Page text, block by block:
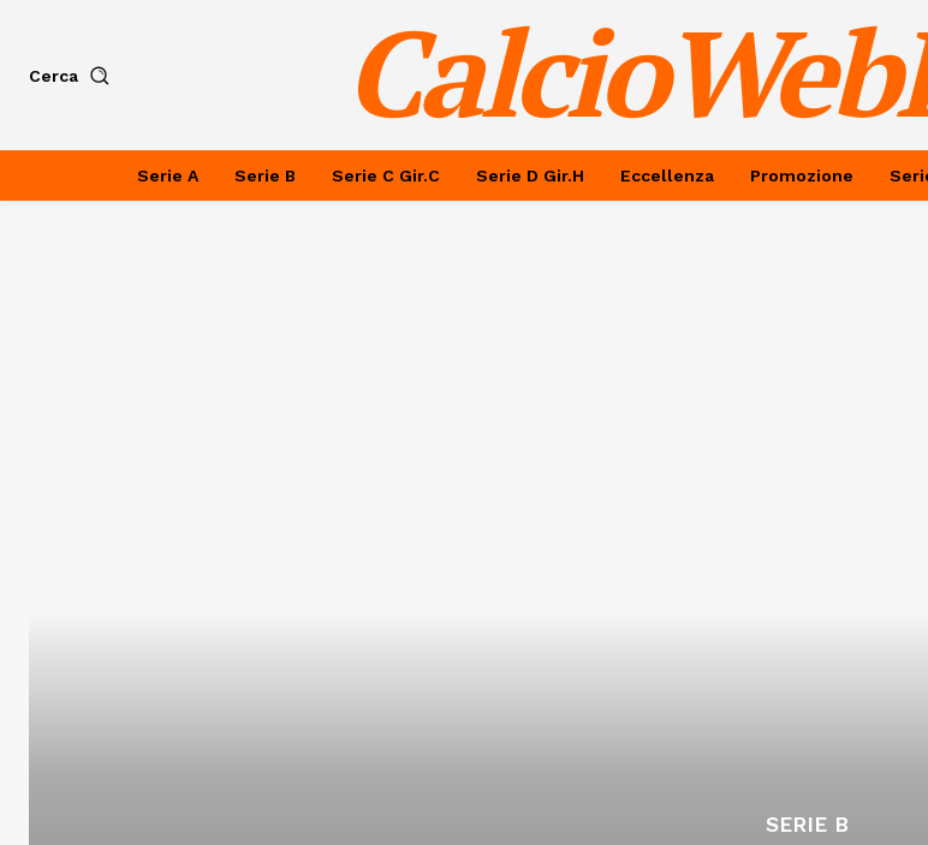
Cerca
Serie A Serie B Serie C Gir.C Serie D Gir.H Eccellenza Promozione
SERIE B